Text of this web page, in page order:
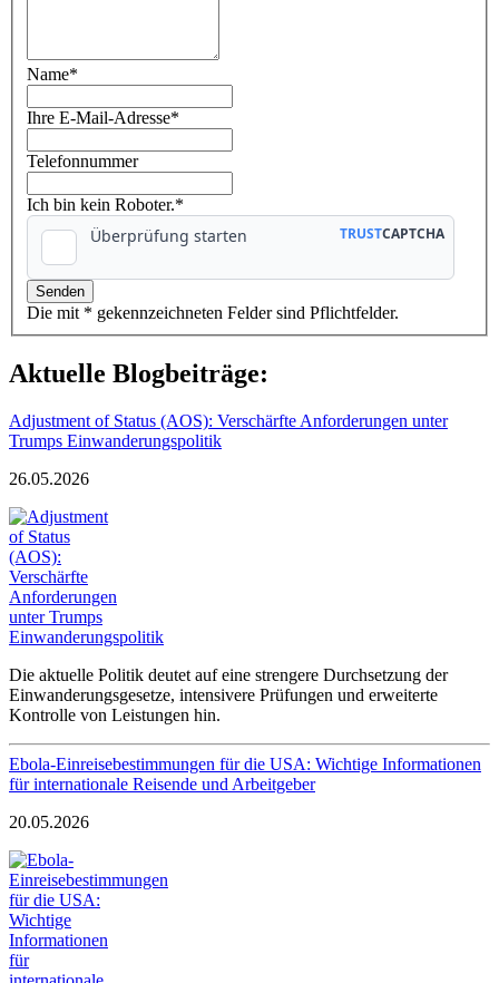
Name*
Ihre E-Mail-Adresse*
Telefonnummer
Ich bin kein Roboter.*
Die mit * gekennzeichneten Felder sind Pflichtfelder.
Aktuelle Blogbeiträge:
Adjustment of Status (AOS): Verschärfte Anforderungen unter
Trumps Einwanderungspolitik
26.05.2026
Die aktuelle Politik deutet auf eine strengere Durchsetzung der
Einwanderungsgesetze, intensivere Prüfungen und erweiterte
Kontrolle von Leistungen hin.
Ebola-Einreisebestimmungen für die USA: Wichtige Informationen
für internationale Reisende und Arbeitgeber
20.05.2026